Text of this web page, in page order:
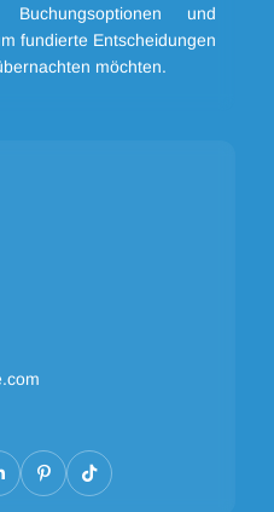
Buchungsoptionen und
fundierte Entscheidungen
möchten.